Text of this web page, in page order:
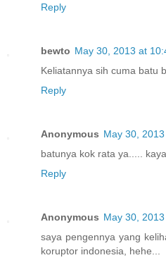
Reply
bewto May 30, 2013 at
Keliatannya sih cuma batu
Reply
Anonymous May 30,
batunya kok rata ya.....
Reply
Anonymous May 30,
saya pengennya yang
koruptor indonesia, hehe...